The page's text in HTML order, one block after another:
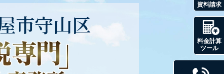
市守山区
資料請求
料金計算
ツール